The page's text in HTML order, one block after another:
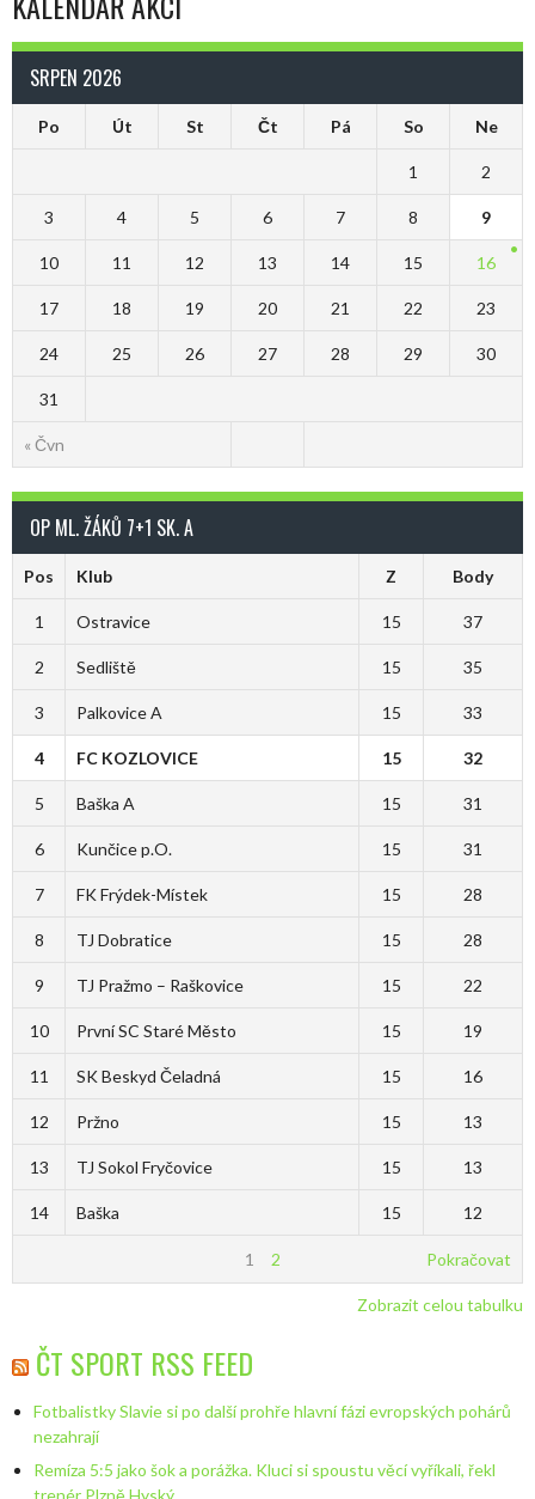
SRPEN 2026
Po Út St Čt Pá So Ne
« Čvn
1 2
3 4 5 6 7 8 9
10 11 12 13 14 15 16
17 18 19 20 21 22 23
24 25 26 27 28 29 30
31
OP ML. ŽÁKŮ 7+1 SK. A
Pos Klub Z Body
1 Ostravice 15 37
2 Sedliště 15 35
3 Palkovice A 15 33
4 FC KOZLOVICE 15 32
5 Baška A 15 31
6 Kunčice p.O. 15 31
7 FK Frýdek-Místek 15 28
8 TJ Dobratice 15 28
9 TJ Pražmo – Raškovice 15 22
10 První SC Staré Město 15 19
11 SK Beskyd Čeladná 15 16
12 Pržno 15 13
13 TJ Sokol Fryčovice 15 13
14 Baška 15 12
1 2 Pokračovat
Zobrazit celou tabulku
ČT SPORT RSS FEED
Fotbalistky Slavie si po další prohře hlavní fázi evropských pohárů
nezahrají
Remíza 5:5 jako šok a porážka. Kluci si spoustu věcí vyříkali, řekl
trenér Plzně Hyský